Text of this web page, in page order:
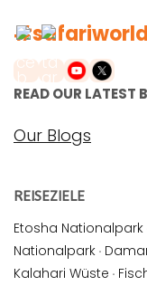
READ OUR LATEST
Our Blogs
REISEZIELE
Etosha Nationalpark
Nationalpark ·
Kalahari Wüste ·